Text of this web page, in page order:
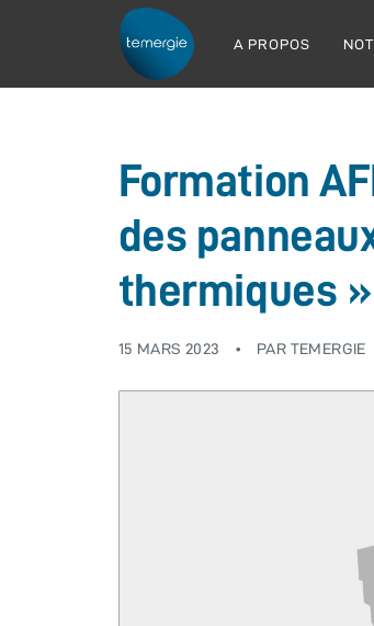
A PROPOS
Formation
des
thermiques »
15 MARS 2023 PAR TEMERGIE